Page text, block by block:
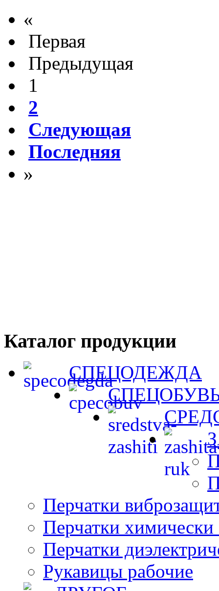
«
Первая
Предыдущая
1
2
Следующая
Последняя
»
Каталог продукции
СПЕЦОДЕЖДА
Перчатки
Перчатки химически
Перчатки
Рукавицы рабочие